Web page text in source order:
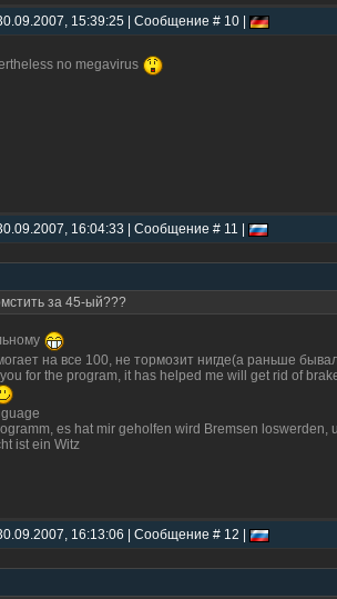
15:39:25 | Сообщение # 10 |
no megavirus
16:04:33 | Сообщение # 11 |
за 45-ый???
на все 100, не тормозит нигде(а раньше
for the program, it has helped me will get rid of
es hat mir geholfen wird Bremsen
ist ein Witz
16:13:06 | Сообщение # 12 |